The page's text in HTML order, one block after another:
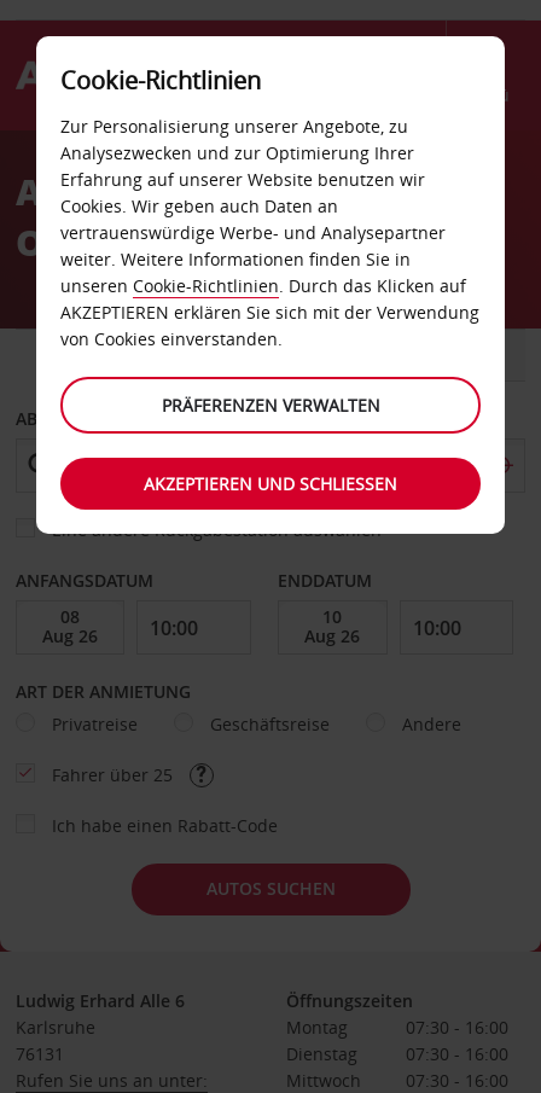
Menü
AvisAutovermietung Berlin
Osthafen
ABHOLEN VON
Eine andere Rückgabestation auswählen
ANFANGSDATUM ENDDATUM
ART DER ANMIETUNG
Privatreise
Geschäftsreise Andere
Fahrer über 25
Ich habe einen Rabatt-Code
AUTOS SUCHEN
Ludwig Erhard Alle 6
Karlsruhe
76131
Rufen Sie uns an unter:
Öffnungszeiten
Montag
07:30 - 16:00
Dienstag
07:30 - 16:00
Mittwoch
07:30 - 16:00
Cookie-Richtlinien
Zur Personalisierung unserer Angebote, zu
Analysezwecken und zur Optimierung Ihrer
Erfahrung auf unserer Website benutzen wir
Cookies. Wir geben auch Daten an
vertrauenswürdige Werbe- und Analysepartner
weiter. Weitere Informationen finden Sie in
unseren Cookie-Richtlinien. Durch das Klicken auf
AKZEPTIEREN erklären Sie sich mit der Verwendung
von Cookies einverstanden.
PRÄFERENZEN VERWALTEN
AKZEPTIEREN UND SCHLIESSEN